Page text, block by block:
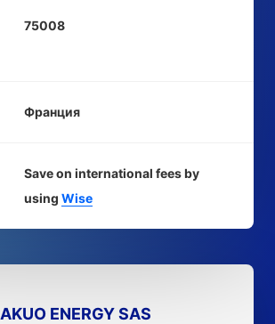
75008
Франция
Save on international fees by
using Wise
AKUO ENERGY SAS